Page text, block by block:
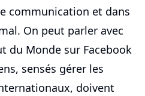
communication et dans
On peut parler avec
du Monde sur Facebook
sensés gérer les
doivent